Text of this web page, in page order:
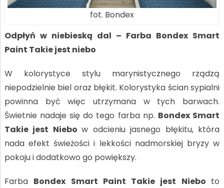
fot. Bondex
Odpłyń w niebieską dal – Farba Bondex Smart
Paint Takie jest niebo
W kolorystyce stylu marynistycznego rządzą
niepodzielnie biel oraz błękit. Kolorystyka ścian sypialni
powinna być więc utrzymana w tych barwach.
Świetnie nadaje się do tego farba np. Bondex Smart
Takie jest Niebow odcieniu jasnego błękitu, która
nada efekt świeżości i lekkości nadmorskiej bryzy w
pokoju i dodatkowo go powiększy.
Farba Bondex Smart Paint Takie jest Niebo to